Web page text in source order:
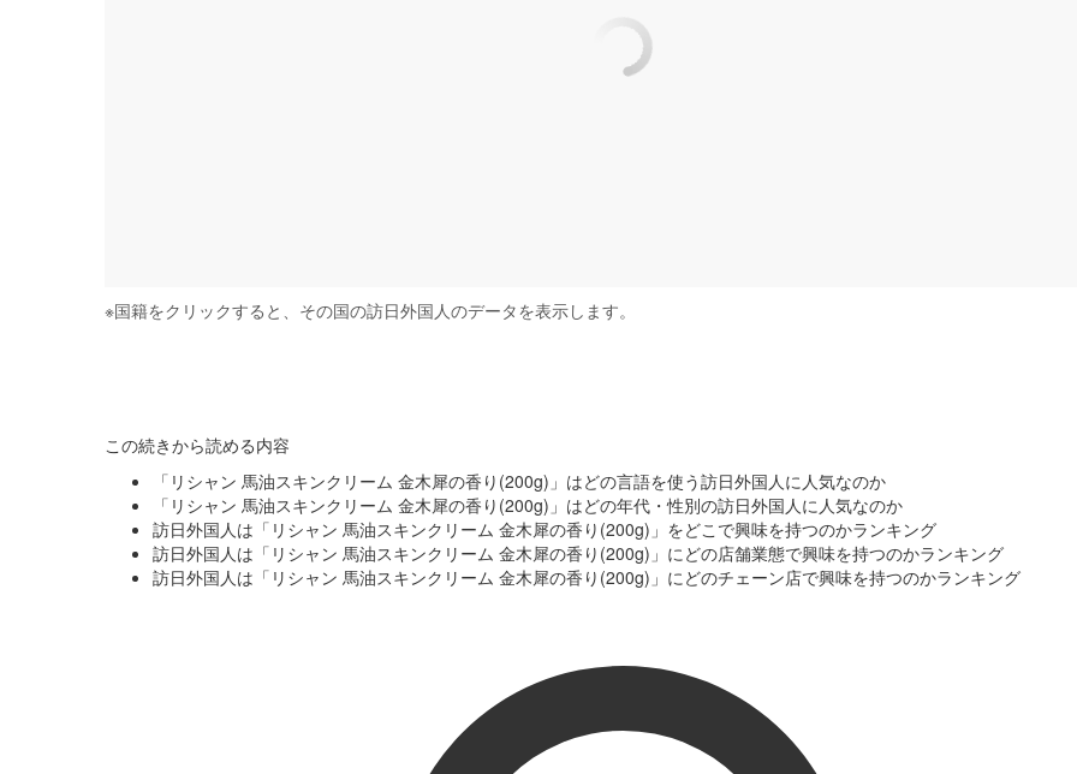
※国籍をクリックすると、その国の訪日外国人のデータを表示します。
この続きから読める内容
「リシャン 馬油スキンクリーム 金木犀の香り(200g)」はどの言語を使う訪日外国人に人気なのか
「リシャン 馬油スキンクリーム 金木犀の香り(200g)」はどの年代・性別の訪日外国人に人気なのか
訪日外国人は「リシャン 馬油スキンクリーム 金木犀の香り(200g)」をどこで興味を持つのかランキング
訪日外国人は「リシャン 馬油スキンクリーム 金木犀の香り(200g)」にどの店舗業態で興味を持つのかランキング
訪日外国人は「リシャン 馬油スキンクリーム 金木犀の香り(200g)」にどのチェーン店で興味を持つのかランキング